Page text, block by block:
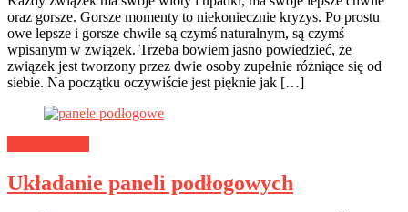
i
upadki
oraz gorsze. Gorsze momenty to niekoniecznie kryzys. Po prostu
owe lepsze i gorsze chwile są czymś naturalnym, są czymś
wpisanym w związek. Trzeba bowiem jasno powiedzieć, że
związek jest tworzony przez dwie osoby zupełnie różniące się od
siebie. Na początku oczywiście jest pięknie jak […]
Układanie paneli podłogowych